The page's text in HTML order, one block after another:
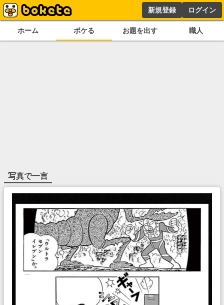
新規登録 ログイン
ホーム ボケる お題を出す 職人
写真で一言